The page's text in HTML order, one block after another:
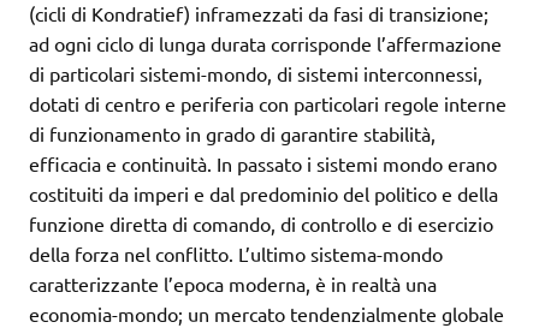
(cicli di Kondratief) inframezzati da fasi di transizione;
ad ogni ciclo di lunga durata corrisponde l’affermazione
di particolari sistemi-mondo, di sistemi interconnessi,
dotati di centro e periferia con particolari regole interne
di funzionamento in grado di garantire stabilità,
efficacia e continuità. In passato i sistemi mondo erano
costituiti da imperi e dal predominio del politico e della
funzione diretta di comando, di controllo e di esercizio
della forza nel conflitto. L’ultimo sistema-mondo
caratterizzante l’epoca moderna, è in realtà una
economia-mondo; un mercato tendenzialmente globale